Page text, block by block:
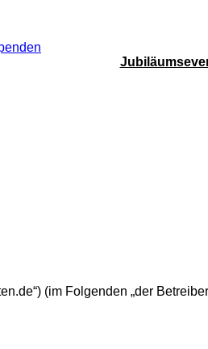
(im Folgenden „der